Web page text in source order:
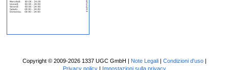
Copyright © 2009-2026 1337 UGC GmbH | Note Legali| Condizioni d'uso|
Privacy policy| Impostazioni sulla privacy